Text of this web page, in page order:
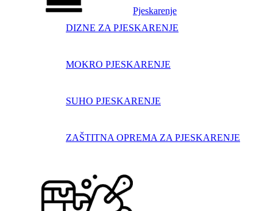
Pjeskarenje
DIZNE ZA PJESKARENJE
MOKRO PJESKARENJE
SUHO PJESKARENJE
ZAŠTITNA OPREMA ZA PJESKARENJE